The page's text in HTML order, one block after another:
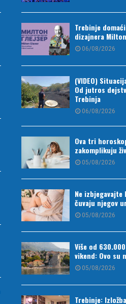
Trebinje
dizajnera
06/08/2026
(VIDEO)
Od jutros
Trebinja
06/08/2026
Ova tri
zakomplikuju
05/08/2026
Ne
čuvaju njegov
05/08/2026
Više od
vikend: Ovo su
05/08/2026
Trebinje: